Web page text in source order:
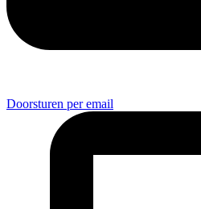
Doorsturen per email